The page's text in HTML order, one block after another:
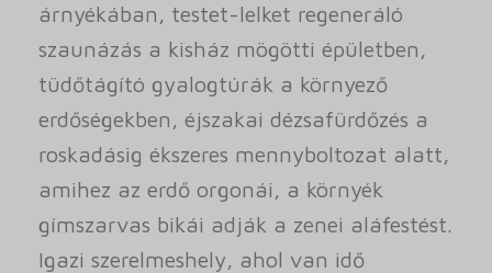
árnyékában, testet-lelket regeneráló
szaunázás a kisház mögötti épületben,
tüdőtágító gyalogtúrák a környező
erdőségekben, éjszakai dézsafürdőzés a
roskadásig ékszeres mennyboltozat alatt,
amihez az erdő orgonái, a környék
gímszarvas bikái adják a zenei aláfestést.
Igazi szerelmeshely, ahol van idő